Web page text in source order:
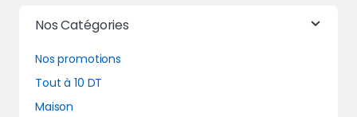
Nos Catégories
Nos promotions
Tout à 10 DT
Maison